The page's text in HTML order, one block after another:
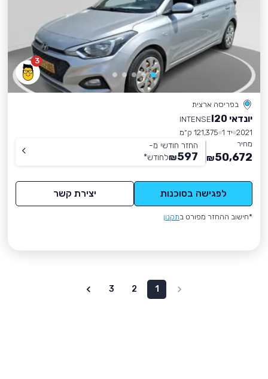
3
בפריסה ארצית
יונדאי I20
INTENSE
2021 יד 1
121,375 ק״מ
מחיר
50,672
₪
החזר חודשי מ-
597
₪לחודש*
לפגישה בסוכנות יצירת קשר
*חישוב ההחזר מפורט בתקנון
1
2
3